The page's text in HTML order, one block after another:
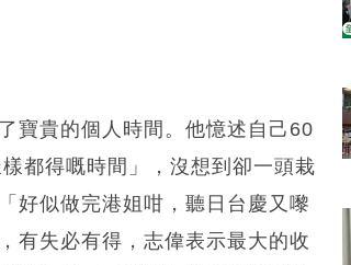
寶貴的個人時間。他憶述自己60
都得嘅時間」，沒想到卻一頭栽
好似做完港姐咁，聽日台慶又嚟
有失必有得，志偉表示最大的收